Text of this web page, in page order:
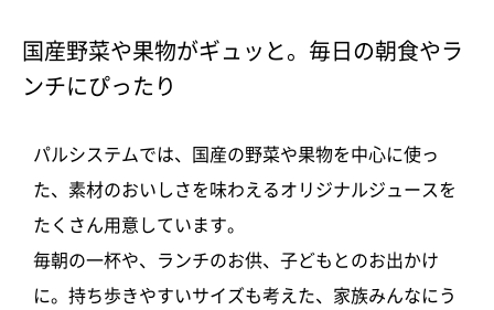
国産野菜や果物がギュッと。毎日の朝食やラ
ンチにぴったり
パルシステムでは、国産の野菜や果物を中心に使っ
た、素材のおいしさを味わえるオリジナルジュースを
たくさん用意しています。
毎朝の一杯や、ランチのお供、子どもとのお出かけ
に。持ち歩きやすいサイズも考えた、家族みんなにう